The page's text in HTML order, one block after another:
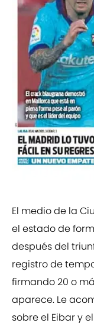
El medio de la
el estado de
después del
registro de
firmando 20 o
aparece. Le
sobre el Eibar y